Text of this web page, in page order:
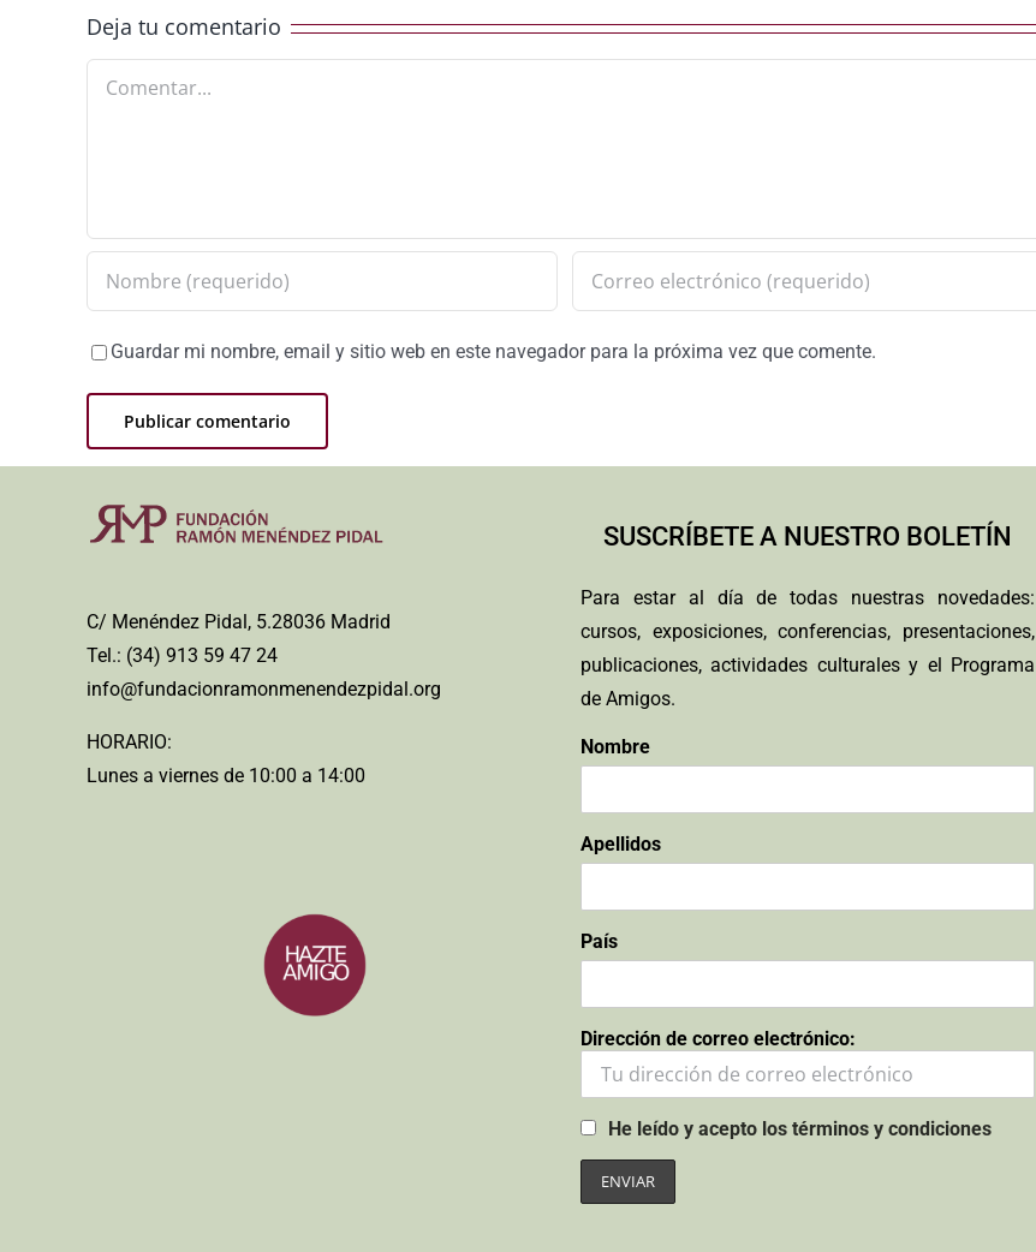
Deja tu comentario
Guardar mi nombre, email y sitio web en este navegador para la próxima vez que comente.
C/ Menéndez Pidal, 5.28036 Madrid
Tel.: (34) 913 59 47 24
info@fundacionramonmenendezpidal.org
HORARIO:
Lunes a viernes de 10:00 a 14:00
SUSCRÍBETE A NUESTRO BOLETÍN
Para estar al día de todas nuestras novedades:
cursos, exposiciones, conferencias, presentaciones,
publicaciones, actividades culturales y el Programa
de Amigos.
Nombre
Apellidos
País
Dirección de correo electrónico:
He leído y acepto los términos y condiciones